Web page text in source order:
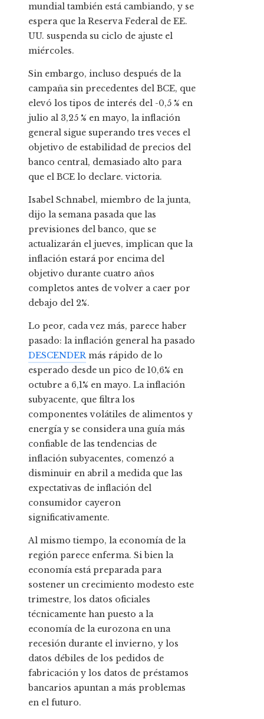
mundial también está cambiando, y se
espera que la Reserva Federal de EE.
UU. suspenda su ciclo de ajuste el
miércoles.
Sin embargo, incluso después de la
campaña sin precedentes del BCE, que
elevó los tipos de interés del -0,5 % en
julio al 3,25 % en mayo, la inflación
general sigue superando tres veces el
objetivo de estabilidad de precios del
banco central, demasiado alto para
que el BCE lo declare. victoria.
Isabel Schnabel, miembro de la junta,
dijo la semana pasada que las
previsiones del banco, que se
actualizarán el jueves, implican que la
inflación estará por encima del
objetivo durante cuatro años
completos antes de volver a caer por
debajo del 2%.
Lo peor, cada vez más, parece haber
pasado: la inflación general ha pasado
DESCENDERmás rápido de lo
esperado desde un pico de 10,6% en
octubre a 6,1% en mayo. La inflación
subyacente, que filtra los
componentes volátiles de alimentos y
energía y se considera una guía más
confiable de las tendencias de
inflación subyacentes, comenzó a
disminuir en abril a medida que las
expectativas de inflación del
consumidor cayeron
significativamente.
Al mismo tiempo, la economía de la
región parece enferma. Si bien la
economía está preparada para
sostener un crecimiento modesto este
trimestre, los datos oficiales
técnicamente han puesto a la
economía de la eurozona en una
recesión durante el invierno, y los
datos débiles de los pedidos de
fabricación y los datos de préstamos
bancarios apuntan a más problemas
en el futuro.